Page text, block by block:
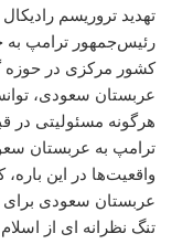
تهدید تروریسم
رئیس‌جمهور ترامپ به
کشور مرکزی در حوزه
عربستان سعودی،
هرگونه مسئولیتی در
ترامپ به عربستان
واقعیت‌ها در این
تنگ نظرانه ای از